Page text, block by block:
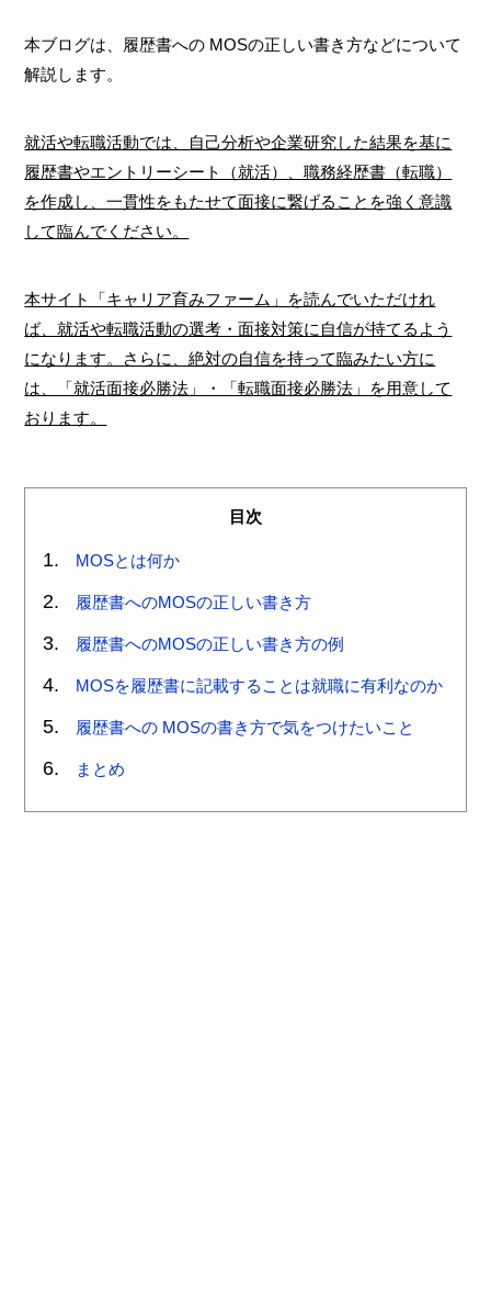
本ブログは、履歴書への MOSの正しい書き方などについて
解説します。
就活や転職活動では、自己分析や企業研究した結果を基に
履歴書やエントリーシート（就活）、職務経歴書（転職）
を作成し、一貫性をもたせて面接に繋げることを強く意識
して臨んでください。
本サイト「キャリア育みファーム」を読んでいただけれ
ば、就活や転職活動の選考・面接対策に自信が持てるよう
になります。さらに、絶対の自信を持って臨みたい方に
は、「就活面接必勝法」・「転職面接必勝法」を用意して
おります。
目次
MOSとは何か
履歴書へのMOSの正しい書き方
履歴書へのMOSの正しい書き方の例
MOSを履歴書に記載することは就職に有利なのか
履歴書への MOSの書き方で気をつけたいこと
まとめ